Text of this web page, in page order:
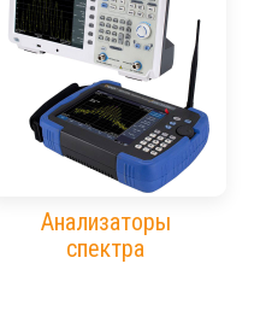
Анализаторы
спектра